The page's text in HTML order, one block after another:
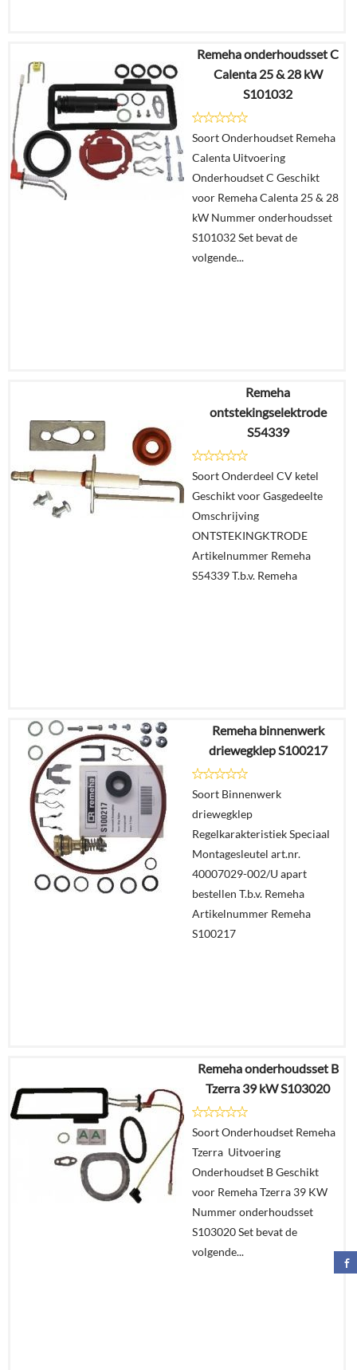
€83,85
€83,20
winkelmand
Remeha onderhoudsset C
Calenta 25 & 28 kW
S101032
Soort Onderhoudset Remeha
Calenta Uitvoering
Onderhoudset C Geschikt
voor Remeha Calenta 25 & 28
kW Nummer onderhoudsset
S101032 Set bevat de
volgende...
€88,69
In
Remeha
ontstekingselektrode
S54339
Soort Onderdeel CV ketel
Geschikt voor Gasgedeelte
Omschrijving
ONTSTEKINGKTRODE
Artikelnummer Remeha
S54339 T.b.v. Remeha
€45,98
€37,36
In
winkelmand
Remeha binnenwerk
driewegklep S100217
Soort Binnenwerk
driewegklep
Regelkarakteristiek Speciaal
Montagesleutel art.nr.
40007029-002/U apart
bestellen T.b.v. Remeha
Artikelnummer Remeha
S100217
€95,23
€84,36
Details
In
winkelmand
Remeha onderhoudsset B
Tzerra 39 kW S103020
Soort Onderhoudset Remeha
Tzerra Uitvoering
Onderhoudset B Geschikt
voor Remeha Tzerra 39 KW
Nummer onderhoudsset
S103020 Set bevat de
volgende...